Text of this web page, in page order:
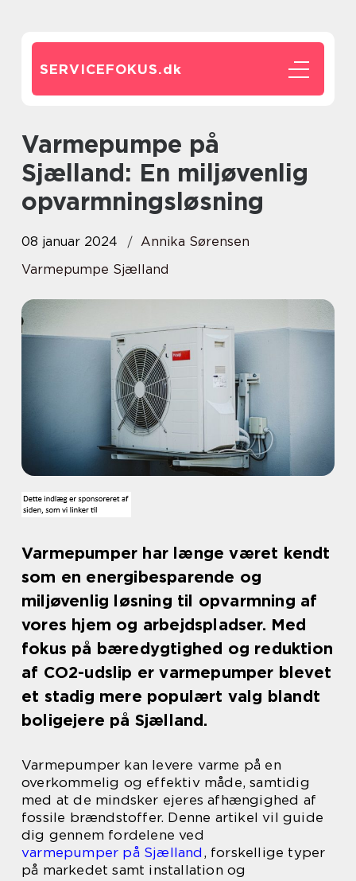
SERVICEFOKUS.dk
Varmepumpe på
Sjælland: En miljøvenlig
opvarmningsløsning
08 januar 2024
Annika Sørensen
Varmepumpe Sjælland
Varmepumper har længe været kendt
som en energibesparende og
miljøvenlig løsning til opvarmning af
vores hjem og arbejdspladser. Med
fokus på bæredygtighed og reduktion
af CO2-udslip er varmepumper blevet
et stadig mere populært valg blandt
boligejere på Sjælland.
Varmepumper kan levere varme på en
overkommelig og effektiv måde, samtidig
med at de mindsker ejeres afhængighed af
fossile brændstoffer. Denne artikel vil guide
dig gennem fordelene ved
varmepumper på Sjælland , forskellige typer
på markedet samt installation og